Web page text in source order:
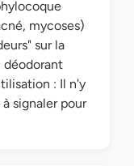
mycoses)
sur la
déodorant
: Il n'y
signaler pour